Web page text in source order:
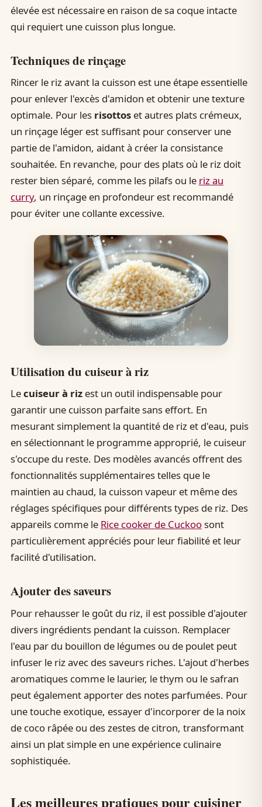
élevée est nécessaire en raison de sa coque intacte
qui requiert une cuisson plus longue.
Techniques de rinçage
Rincer le riz avant la cuisson est une étape essentielle
pour enlever l'excès d'amidon et obtenir une texture
optimale. Pour les risottoset autres plats crémeux,
un rinçage léger est suffisant pour conserver une
partie de l'amidon, aidant à créer la consistance
souhaitée. En revanche, pour des plats où le riz doit
rester bien séparé, comme les pilafs ou le riz au
curry, un rinçage en profondeur est recommandé
pour éviter une collante excessive.
Utilisation du cuiseur à riz
Lecuiseur à rizest un outil indispensable pour
garantir une cuisson parfaite sans effort. En
mesurant simplement la quantité de riz et d'eau, puis
en sélectionnant le programme approprié, le cuiseur
s'occupe du reste. Des modèles avancés offrent des
fonctionnalités supplémentaires telles que le
maintien au chaud, la cuisson vapeur et même des
réglages spécifiques pour différents types de riz. Des
appareils comme le Rice cooker de Cuckoosont
particulièrement appréciés pour leur fiabilité et leur
facilité d'utilisation.
Ajouter des saveurs
Pour rehausser le goût du riz, il est possible d'ajouter
divers ingrédients pendant la cuisson. Remplacer
l'eau par du bouillon de légumes ou de poulet peut
infuser le riz avec des saveurs riches. L'ajout d'herbes
aromatiques comme le laurier, le thym ou le safran
peut également apporter des notes parfumées. Pour
une touche exotique, essayer d'incorporer de la noix
de coco râpée ou des zestes de citron, transformant
ainsi un plat simple en une expérience culinaire
sophistiquée.
Les meilleures pratiques pour cuisiner